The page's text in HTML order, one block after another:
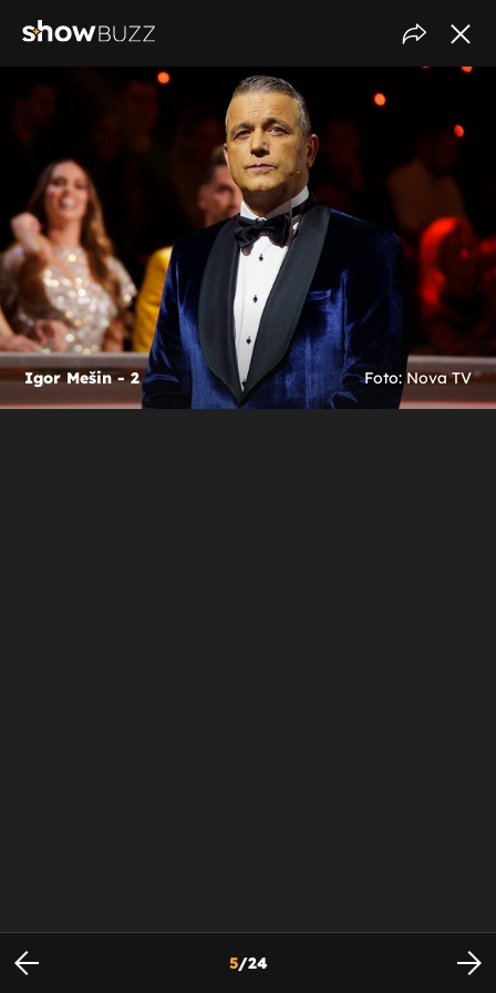
Igor Mešin - 2 Foto: Nova TV
5/24